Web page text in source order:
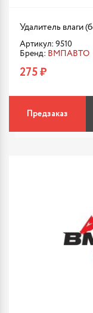
Удалитель влаги
Артикул: 9510
Бренд: ВМПАВТО
275 ₽
Предзаказ